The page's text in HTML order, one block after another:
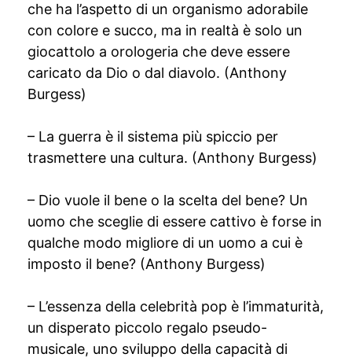
che ha l’aspetto di un organismo adorabile
con colore e succo, ma in realtà è solo un
giocattolo a orologeria che deve essere
caricato da Dio o dal diavolo. (Anthony
Burgess)
– La guerra è il sistema più spiccio per
trasmettere una cultura. (Anthony Burgess)
– Dio vuole il bene o la scelta del bene? Un
uomo che sceglie di essere cattivo è forse in
qualche modo migliore di un uomo a cui è
imposto il bene? (Anthony Burgess)
– L’essenza della celebrità pop è l’immaturità,
un disperato piccolo regalo pseudo-
musicale, uno sviluppo della capacità di